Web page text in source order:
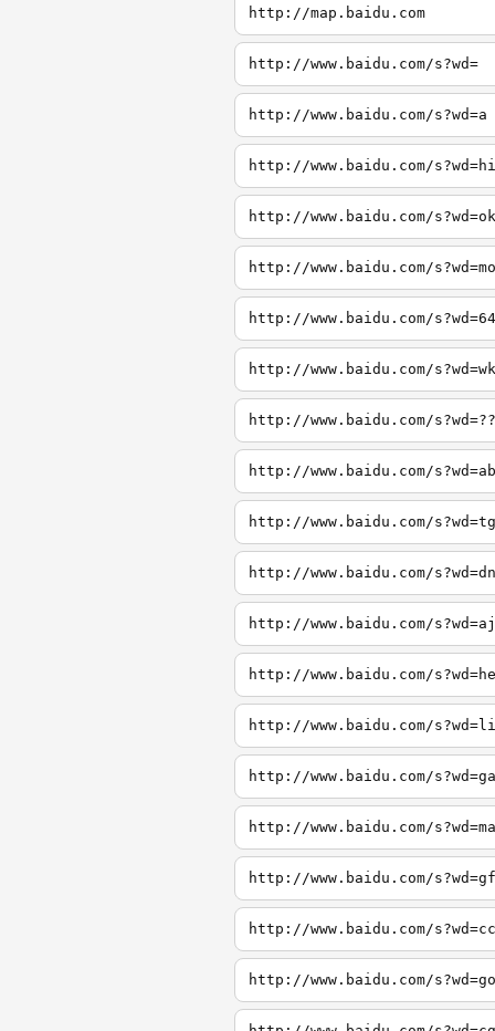
http://map.baidu.com
http://www.baidu.com/s?wd=
http://www.baidu.com/s?wd=a
http://www.baidu.com/s?wd=hi
http://www.baidu.com/s?wd=ok
http://www.baidu.com/s?wd=mo
http://www.baidu.com/s?wd=64
http://www.baidu.com/s?wd=wk
http://www.baidu.com/s?wd=??
http://www.baidu.com/s?wd=ab
http://www.baidu.com/s?wd=tg
http://www.baidu.com/s?wd=dn
http://www.baidu.com/s?wd=aj
http://www.baidu.com/
http://www.baidu.com/
http://www.baidu.com/
http://www.baidu.com/
http://www.baidu.com/
http://www.baidu.com/
http://www.baidu.com/